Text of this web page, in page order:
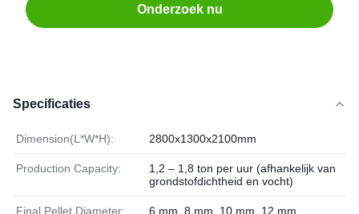
Onderzoek nu
Specificaties
Dimension(L*W*H): 2800x1300x2100mm
Production Capacity:
1,2 – 1,8 ton per uur (afhankelijk van
grondstofdichtheid en vocht)
Final Pellet Diameter:
6 mm, 8 mm, 10 mm, 12 mm